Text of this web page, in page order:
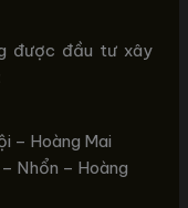
được đầu tư xây
– Hoàng Mai
Nhổn – Hoàng